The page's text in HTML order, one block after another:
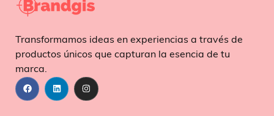
Transformamos ideas en experiencias a través de
productos únicos que capturan la esencia de tu
marca.